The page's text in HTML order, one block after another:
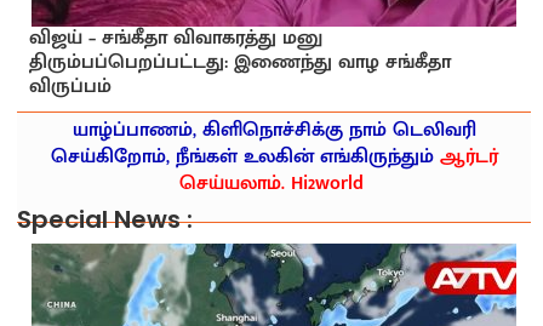
விஜய் – சங்கீதா விவாகரத்து மனு
திரும்பப்பெறப்பட்டது: இணைந்து வாழ சங்கீதா
விருப்பம்
யாழ்ப்பாணம், கிளிநொச்சிக்கு நாம் டெலிவரி
செய்கிறோம், நீங்கள் உலகின் எங்கிருந்தும்ஆர்டர்
செய்யலாம். Hi2world
Special News :